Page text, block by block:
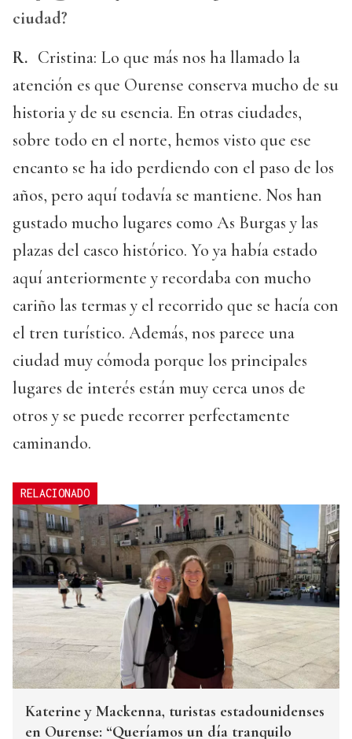
ciudad?
R. Cristina: Lo que más nos ha llamado la
atención es que Ourense conserva mucho de su
historia y de su esencia. En otras ciudades,
sobre todo en el norte, hemos visto que ese
encanto se ha ido perdiendo con el paso de los
años, pero aquí todavía se mantiene. Nos han
gustado mucho lugares como As Burgas y las
plazas del casco histórico. Yo ya había estado
aquí anteriormente y recordaba con mucho
cariño las termas y el recorrido que se hacía con
el tren turístico. Además, nos parece una
ciudad muy cómoda porque los principales
lugares de interés están muy cerca unos de
otros y se puede recorrer perfectamente
caminando.
RELACIONADO
Katerine y Mackenna, turistas estadounidenses
en Ourense: “Queríamos un día tranquilo